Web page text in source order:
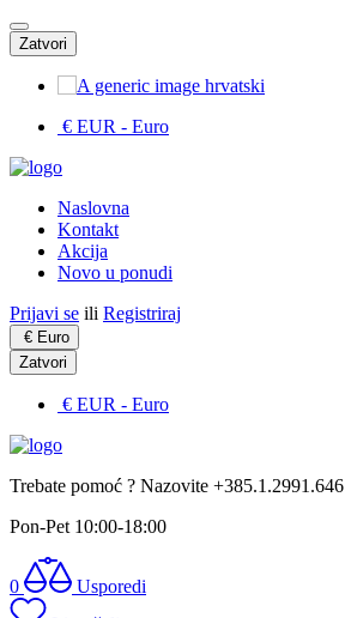
Zatvori
hrvatski
€ EUR - Euro
Naslovna
Kontakt
Akcija
Novo u ponudi
Prijavi se ili Registriraj
€ Euro
Zatvori
€ EUR - Euro
Trebate pomoć ? Nazovite +385.1.2991.646
Pon-Pet 10:00-18:00
0
Usporedi